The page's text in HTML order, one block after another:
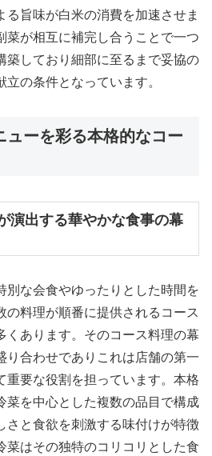
る旨味が白米の消費を加速させま
菜が相互に補完し合うことで一つ
築しており細部に至るまで妥協の
の条件となっています。
ューを彩る本格的なコー
演出する華やかな食事の幕
別な会食やゆったりとした時間を
の料理が順番に提供されるコース
くあります。そのコース料理の幕
り合わせでありこれは店舗の第一
重要な役割を担っています。本格
菜を中心とした複数の品目で構成
さと食欲を刺激する味付けが特徴
菜はその独特のコリコリとした食